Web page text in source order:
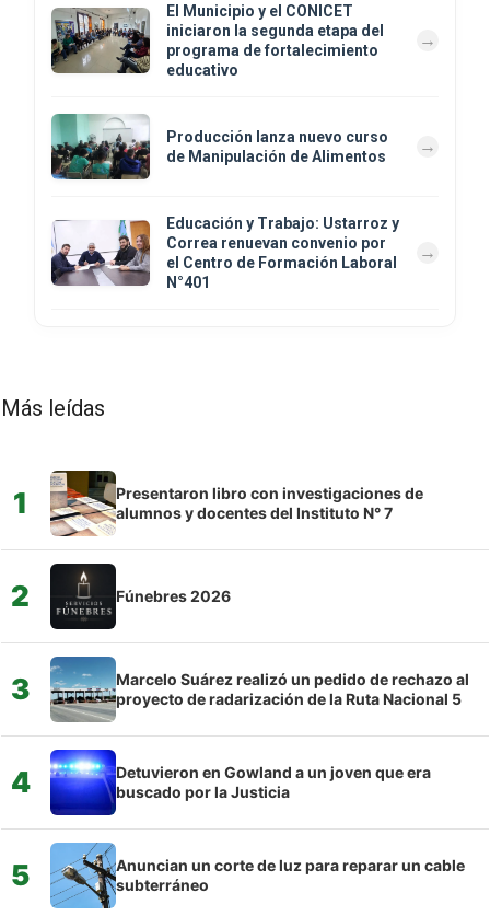
El Municipio y el CONICET
iniciaron la segunda etapa del
programa de fortalecimiento
educativo
Producción lanza nuevo curso
de Manipulación de Alimentos
Educación y Trabajo: Ustarroz y
Correa renuevan convenio por
el Centro de Formación Laboral
N°401
Más leídas
1
Presentaron libro con investigaciones de
alumnos y docentes del Instituto N° 7
2 Fúnebres 2026
3
Marcelo Suárez realizó un pedido de rechazo al
proyecto de radarización de la Ruta Nacional 5
4
Detuvieron en Gowland a un joven que era
buscado por la Justicia
5
Anuncian un corte de luz para reparar un cable
subterráneo